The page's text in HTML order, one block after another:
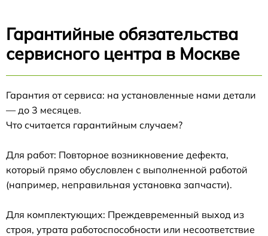
Гарантийные обязательства
сервисного центра в Москве
Гарантия от сервиса: на установленные нами детали
— до 3 месяцев.
Что считается гарантийным случаем?
Для работ: Повторное возникновение дефекта,
который прямо обусловлен с выполненной работой
(например, неправильная установка запчасти).
Для комплектующих: Преждевременный выход из
строя, утрата работоспособности или несоответствие